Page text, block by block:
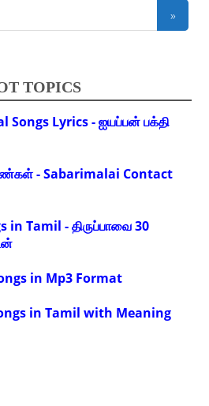
TOPICS
Songs Lyrics - ஐயப்பன் பக்தி
- Sabarimalai Contact
in Tamil - திருப்பாவை 30
in Mp3 Format
in Tamil with Meaning